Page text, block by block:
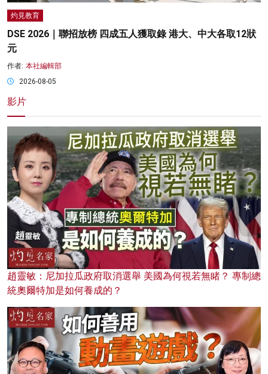
灼見教育
DSE 2026｜聯招放榜 四成五人獲取錄 港大、中大各取12狀
元
作者: 本社編輯部
2026-08-05
影片
趙靈敏：尼加拉瓜政府取消選舉 美國為何視若無睹？ 專制總
統奧爾特加是如何養成的？